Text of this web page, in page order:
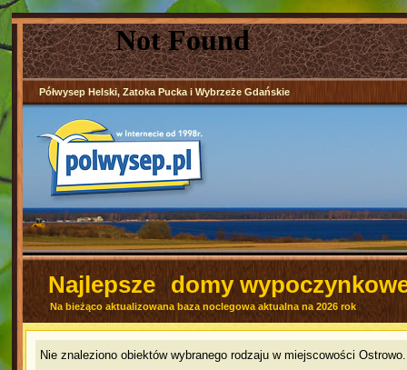
Półwysep Helski, Zatoka Pucka i Wybrzeże Gdańskie
Najlepsze domy
Na bieżąco aktualizowana baza noclegowa aktualna na 2026 rok
Nie znaleziono obiektów wybranego rodzaju w miejscowości